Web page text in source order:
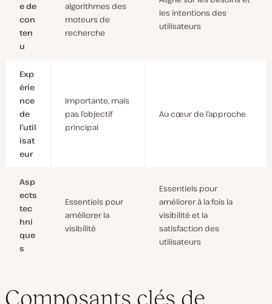
e de
con
ten
u
algorithmes des
moteurs de
recherche
les intentions des
utilisateurs
Exp
érie
nce
de
l’util
isat
eur
Importante, mais
pas l’objectif
principal
Au cœur de l’approche
Asp
ects
tec
hni
que
s
Essentiels pour
améliorer la
visibilité
Essentiels pour
améliorer à la fois la
visibilité et la
satisfaction des
utilisateurs
Composants clés de